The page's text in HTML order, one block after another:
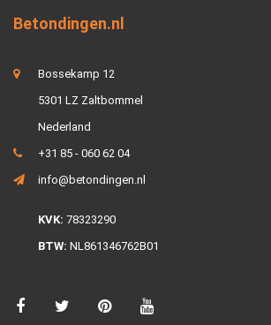
Betondingen.nl
Bossekamp 12
5301 LZ Zaltbommel
Nederland
+31 85 - 060 62 04
info@betondingen.nl
KVK: 78323290
BTW: NL861346762B01